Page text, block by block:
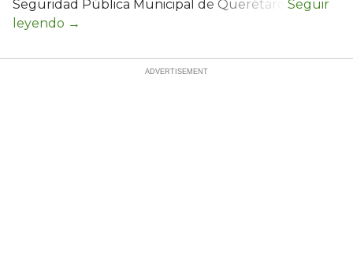
Seguridad Pública Municipal de Querétaro.